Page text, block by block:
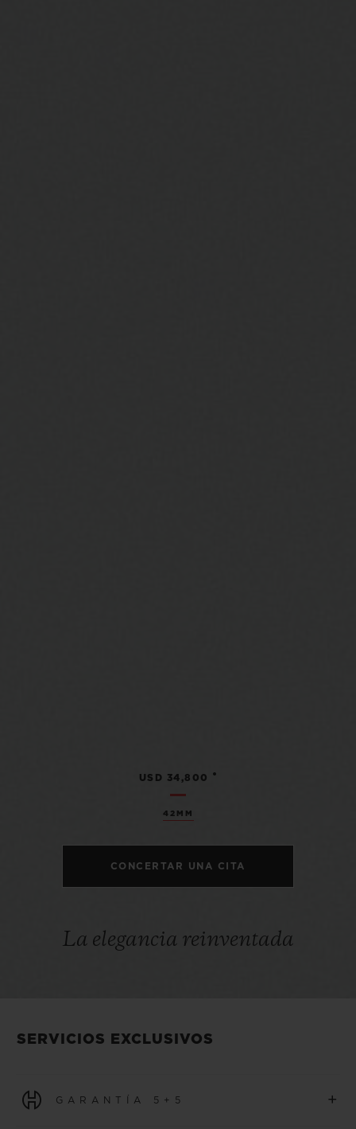
42MM
USD 34,800 •
CONCERTAR UNA CITA
La elegancia reinventada
SERVICIOS EXCLUSIVOS
GARANTÍA 5+5 +